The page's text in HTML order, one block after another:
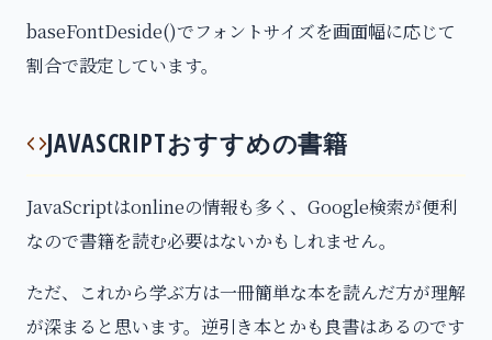
baseFontDeside()でフォントサイズを画面幅に応じて
割合で設定しています。
JAVASCRIPTおすすめの書籍
JavaScriptはonlineの情報も多く、Google検索が便利
なので書籍を読む必要はないかもしれません。
ただ、これから学ぶ方は一冊簡単な本を読んだ方が理解
が深まると思います。逆引き本とかも良書はあるのです